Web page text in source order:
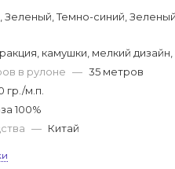
Темно-синий,
камушки, мелкий
в рулоне — 35 метров
гр./м.п.
100%
— Китай